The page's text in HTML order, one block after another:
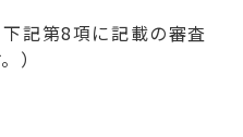
下記第8項に記載の審査
）